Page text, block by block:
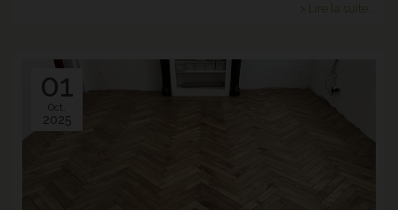
> Lire la suite...
01
Oct.
2025